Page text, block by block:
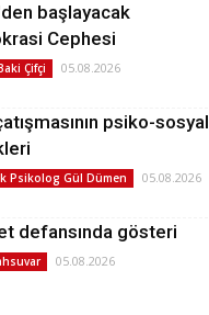
başlayacak
Cephesi
Çifçi 05.08.2026
psiko-sosyal
Psikolog Gül Dümen 05.08.2026
defansında gösteri
05.08.2026